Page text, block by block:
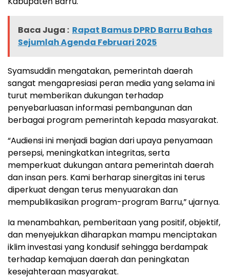
Baca Juga : Rapat Bamus DPRD Barru Bahas
Sejumlah Agenda Februari 2025
Syamsuddin mengatakan, pemerintah daerah
sangat mengapresiasi peran media yang selama ini
turut memberikan dukungan terhadap
penyebarluasan informasi pembangunan dan
berbagai program pemerintah kepada masyarakat.
“Audiensi ini menjadi bagian dari upaya penyamaan
persepsi, meningkatkan integritas, serta
memperkuat dukungan antara pemerintah daerah
dan insan pers. Kami berharap sinergitas ini terus
diperkuat dengan terus menyuarakan dan
mempublikasikan program-program Barru,” ujarnya.
Ia menambahkan, pemberitaan yang positif, objektif,
dan menyejukkan diharapkan mampu menciptakan
iklim investasi yang kondusif sehingga berdampak
terhadap kemajuan daerah dan peningkatan
kesejahteraan masyarakat.